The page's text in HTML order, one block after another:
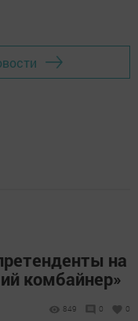
на
комбайнер»
849 0 0